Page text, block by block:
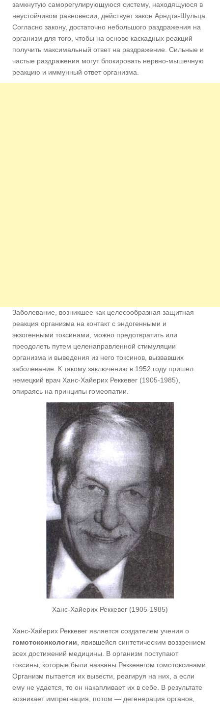
замкнутую саморегулирующуюся систему, находящуюся в
неустойчивом равновесии, действует закон Арндта-Шульца.
Согласно закону, достаточно небольшого раздражения на
организм для того, чтобы на основе каскадных реакций
получить максимальный ответ на раздражение. Сильные и
частые раздражения могут блокировать нервно-мышечную
реакцию и иммунный ответ организма.
Заболевание, возникшее как целесообразная защитная
реакция организма на контакт с эндогенными и
экзогенными токсинами, можно предотвратить или
преодолеть путем целенаправленной стимуляции
организма и выведения из него токсинов, вызвавших
заболевание. К такому заключению в 1952 году пришел
немецкий врач Ханс-Хайерих Реккевег (1905-1985),
опираясь на принципы гомеопатии.
Ханс-Хайерих Реккевег (1905-1985)
Ханс-Хайерих Реккевег является создателем учения о
гомотоксикологии, явившейся синтетическим воззрением
всех достижений медицины. В организм поступают
токсины, которые были названы Реккевегом гомотоксинами.
Организм пытается их вывести, реагируя на них, а если
ему не удается, то он накапливает их в себе. В результате
возникает импрегнация, потом — дегенерация органов,